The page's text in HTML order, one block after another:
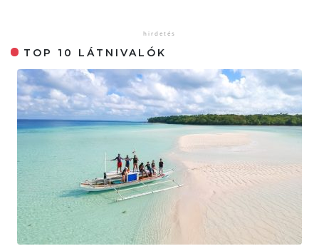
TOP 10 LÁTNIVALÓK